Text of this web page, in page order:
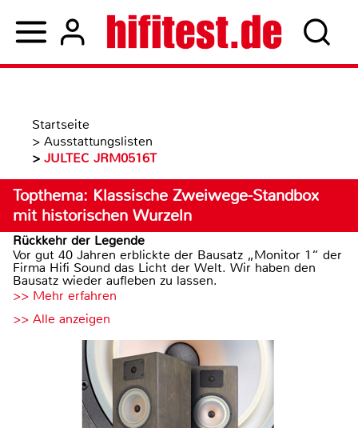
Startseite
> Ausstattungslisten
> JULTEC JRM0516T
Topthema: Klassische Zweiwege-Standbox
mit historischen Wurzeln
Rückkehr der Legende
Vor gut 40 Jahren erblickte der Bausatz „Monitor 1“ der
Firma Hifi Sound das Licht der Welt. Wir haben den
Bausatz wieder aufleben zu lassen.
>> Mehr erfahren
>> Alle anzeigen